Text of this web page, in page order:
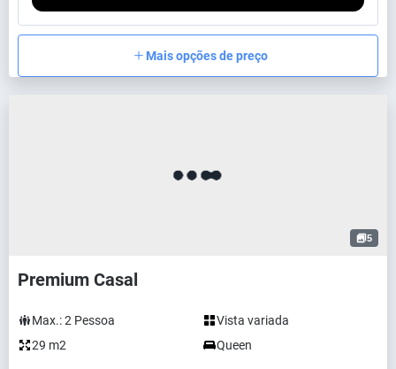
Mais opções de preço
5
Premium Casal
Max.:2 Pessoa
Vista variada
29 m2
Queen